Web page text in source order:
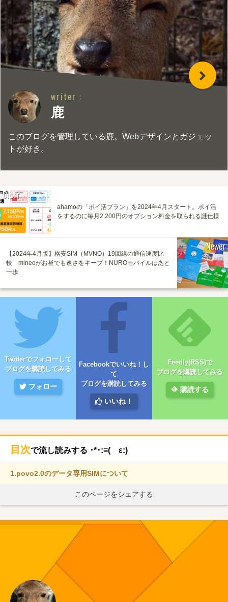
writer :
鹿
このブログを管理している鹿。Webデザインとガジェッ
トが好き。
Older
ahamoの「ポイ活プラン」を2024年4月スタート。ポイ活
をするのに毎月2,200円のオプション料金を取られる謎仕様
【2024年4月版】格安SIM（MVNO）19回線の通信速度比
較 mineoがお昼でも速さをキープ！NUROモバイルはあと
一歩
Newer
Twitterでフォローして
ブログを購読してみる
フォロー
Facebookでいいね！し
て
ブログを購読してみる
いいね！
Feedly(RSS)で
ブログを購読してみる
購読する
目次で流し読みする ･*･:≡( ε:)
1.povo2.0のデータ専用SIMについて
このページをシェアする